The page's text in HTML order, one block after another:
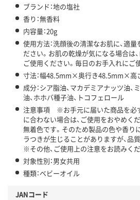
ブランド：地の塩社
香り：無香料
内容量：20g
使用方法：洗顔後の清潔なお肌に、適
ださい。お肌の乾燥が気になる場合は
ご使用ください。毎日のお手入れにご
寸法：幅48.5mm×奥行き48.5mm×高
成分：シア脂油、マカデミアナッツ油、
油、ホホバ種子油、トコフェロール
注意事項 ※お手元に届いた商品を必
に合わない場合は、ご使用をおやめく
無着色です。そのため製品の色や香り
ラつきが生じることがありますが、品
※その他、ご使用上の注意をお読みくだ
対象性別：男女共用
種類：ベビーオイル
JANコード